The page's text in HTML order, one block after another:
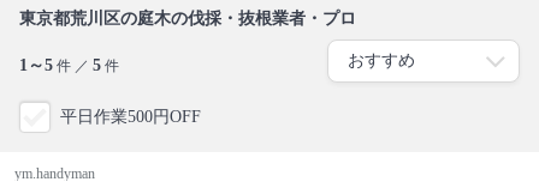
東京都荒川区の庭木の伐採・抜根業者・プロ
1～5 件 ／ 5 件
平日作業500円OFF
ym.handyman